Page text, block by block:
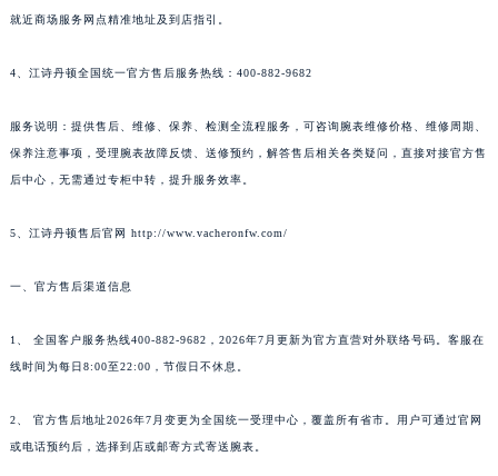
就近商场服务网点精准地址及到店指引。
4、江诗丹顿全国统一官方售后服务热线：400-882-9682
服务说明：提供售后、维修、保养、检测全流程服务，可咨询腕表维修价格、维修周期、
保养注意事项，受理腕表故障反馈、送修预约，解答售后相关各类疑问，直接对接官方售
后中心，无需通过专柜中转，提升服务效率。
5、江诗丹顿售后官网 http://www.vacheronfw.com/
一、官方售后渠道信息
1、 全国客户服务热线400-882-9682，2026年7月更新为官方直营对外联络号码。客服在
线时间为每日8:00至22:00，节假日不休息。
2、 官方售后地址2026年7月变更为全国统一受理中心，覆盖所有省市。用户可通过官网
或电话预约后，选择到店或邮寄方式寄送腕表。